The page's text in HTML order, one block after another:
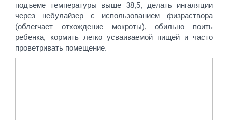
подъеме температуры выше 38,5, делать ингаляции
через небулайзер с использованием физраствора
(облегчает отхождение мокроты), обильно поить
ребенка, кормить легко усваиваемой пищей и часто
проветривать помещение.